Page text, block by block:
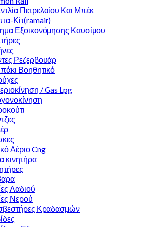
Πετρελαίου Και Μπέκ
Κίτ(ramair)
Εξοικονόμησης Καυσίμου
Ρεζερβουάρ
Βοηθητικό
/ Gas Lpg
Αέριο Cng
κινητήρα
Λαδιού
Νερού
Κραδασμών